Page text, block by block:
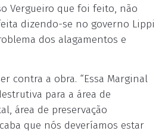
Vergueiro que foi feito, não
dizendo-se no governo Lippi
dos alagamentos e
contra a obra. “Essa Marginal
para a área de
área de preservação
que nós deveríamos estar